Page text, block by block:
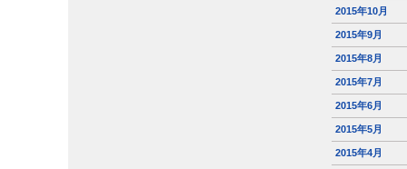
2015年10月
2015年9月
2015年8月
2015年7月
2015年6月
2015年5月
2015年4月